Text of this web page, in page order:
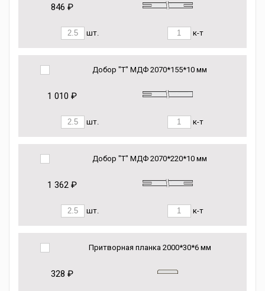
846 ₽
шт. к-т
Добор "Т" МДФ 2070*155*10 мм
1 010 ₽
шт. к-т
Добор "Т" МДФ 2070*220*10 мм
1 362 ₽
шт. к-т
Притворная планка 2000*30*6 мм
328 ₽